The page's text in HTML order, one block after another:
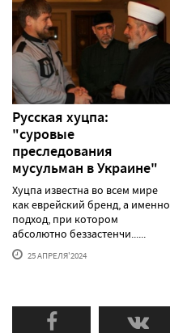
Русская хуцпа:
"суровые
преследования
мусульман в Украине"
Хуцпа известна во всем мире
как еврейский бренд, а именно
подход, при котором
абсолютно беззастенчи......
25 АПРЕЛЯ'2024